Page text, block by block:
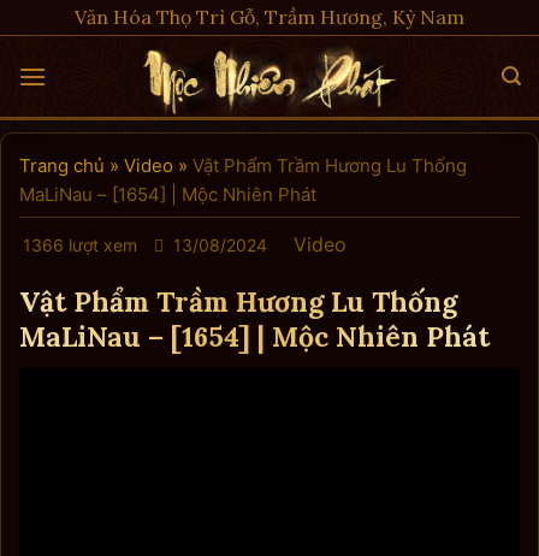
to
content
Văn Hóa Thọ Trì Gỗ, Trầm Hương, Kỳ Nam
Trang chủ » Video » Vật Phẩm Trầm Hương Lu Thống
MaLiNau – [1654] | Mộc Nhiên Phát
1366 lượt xem 13/08/2024 Video
Vật Phẩm Trầm Hương Lu Thống
MaLiNau – [1654] | Mộc Nhiên Phát